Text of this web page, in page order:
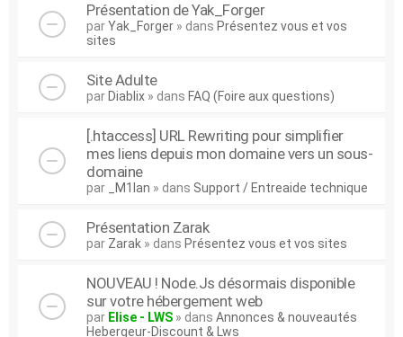
Présentation de Yak_Forger
parYak_Forger » dans Présentez vous et vos
sites
Site Adulte
par Diablix » dans FAQ (Foire aux questions)
[.htaccess] URL Rewriting pour simplifier
mes liens depuis mon domaine vers un sous-
domaine
par _M1lan » dans Support / Entreaide technique
Présentation Zarak
par Zarak » dans Présentez vous et vos sites
NOUVEAU ! Node.Js désormais disponible
sur votre hébergement web
par Elise - LWS » dans Annonces & nouveautés
Hebergeur-Discount & Lws